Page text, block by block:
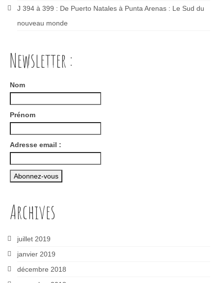
J 394 à 399 : De Puerto Natales à Punta Arenas : Le Sud du
nouveau monde
Newsletter :
Nom
Prénom
Adresse email :
Archives
juillet 2019
janvier 2019
décembre 2018